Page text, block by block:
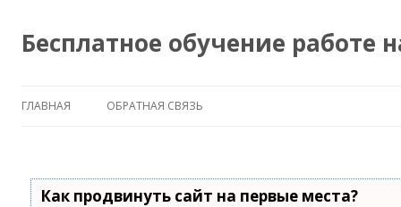
Бесплатное обучение работе
ГЛАВНАЯ ОБРАТНАЯ СВЯЗЬ
Как продвинуть сайт на первые места?